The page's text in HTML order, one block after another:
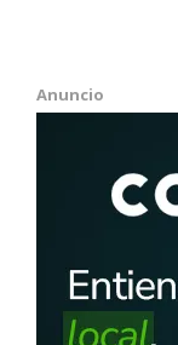
Anuncio